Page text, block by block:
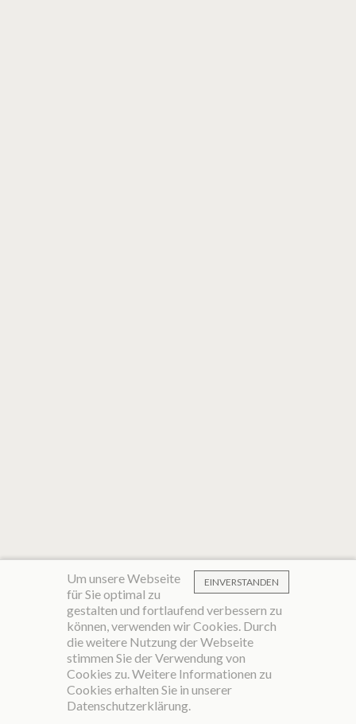
EINVERSTANDEN
Um unsere Webseite
für Sie optimal zu
gestalten und fortlaufend verbessern zu
können, verwenden wir Cookies. Durch
die weitere Nutzung der Webseite
stimmen Sie der Verwendung von
Cookies zu. Weitere Informationen zu
Cookies erhalten Sie in unserer
Datenschutzerklärung.